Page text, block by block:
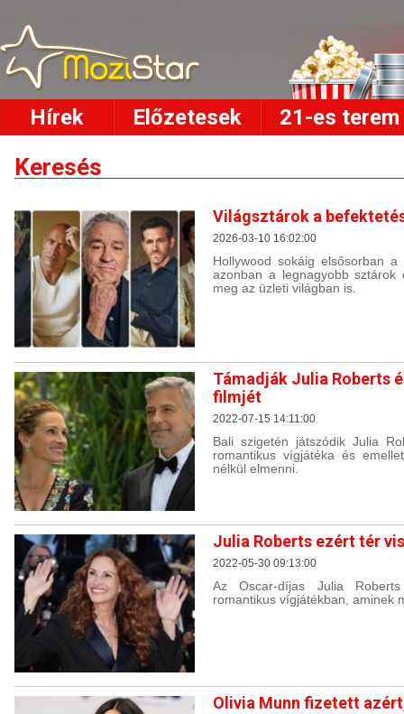
Hírek Előzetesek 21-es terem
Keresés
Világsztárok a
2026-03-10 16:02:00
Hollywood sokáig elsősorban
azonban a legnagyobb sztárok
meg az üzleti világban is.
Támadják Julia Roberts
filmjét
2022-07-15 14:11:00
Bali szigetén játszódik Julia
romantikus vígjátéka és
nélkül elmenni.
Julia Roberts ezért tér
2022-05-30 09:13:00
Az Oscar-díjas Julia
romantikus vígjátékban, aminek
Olivia Munn fizetett